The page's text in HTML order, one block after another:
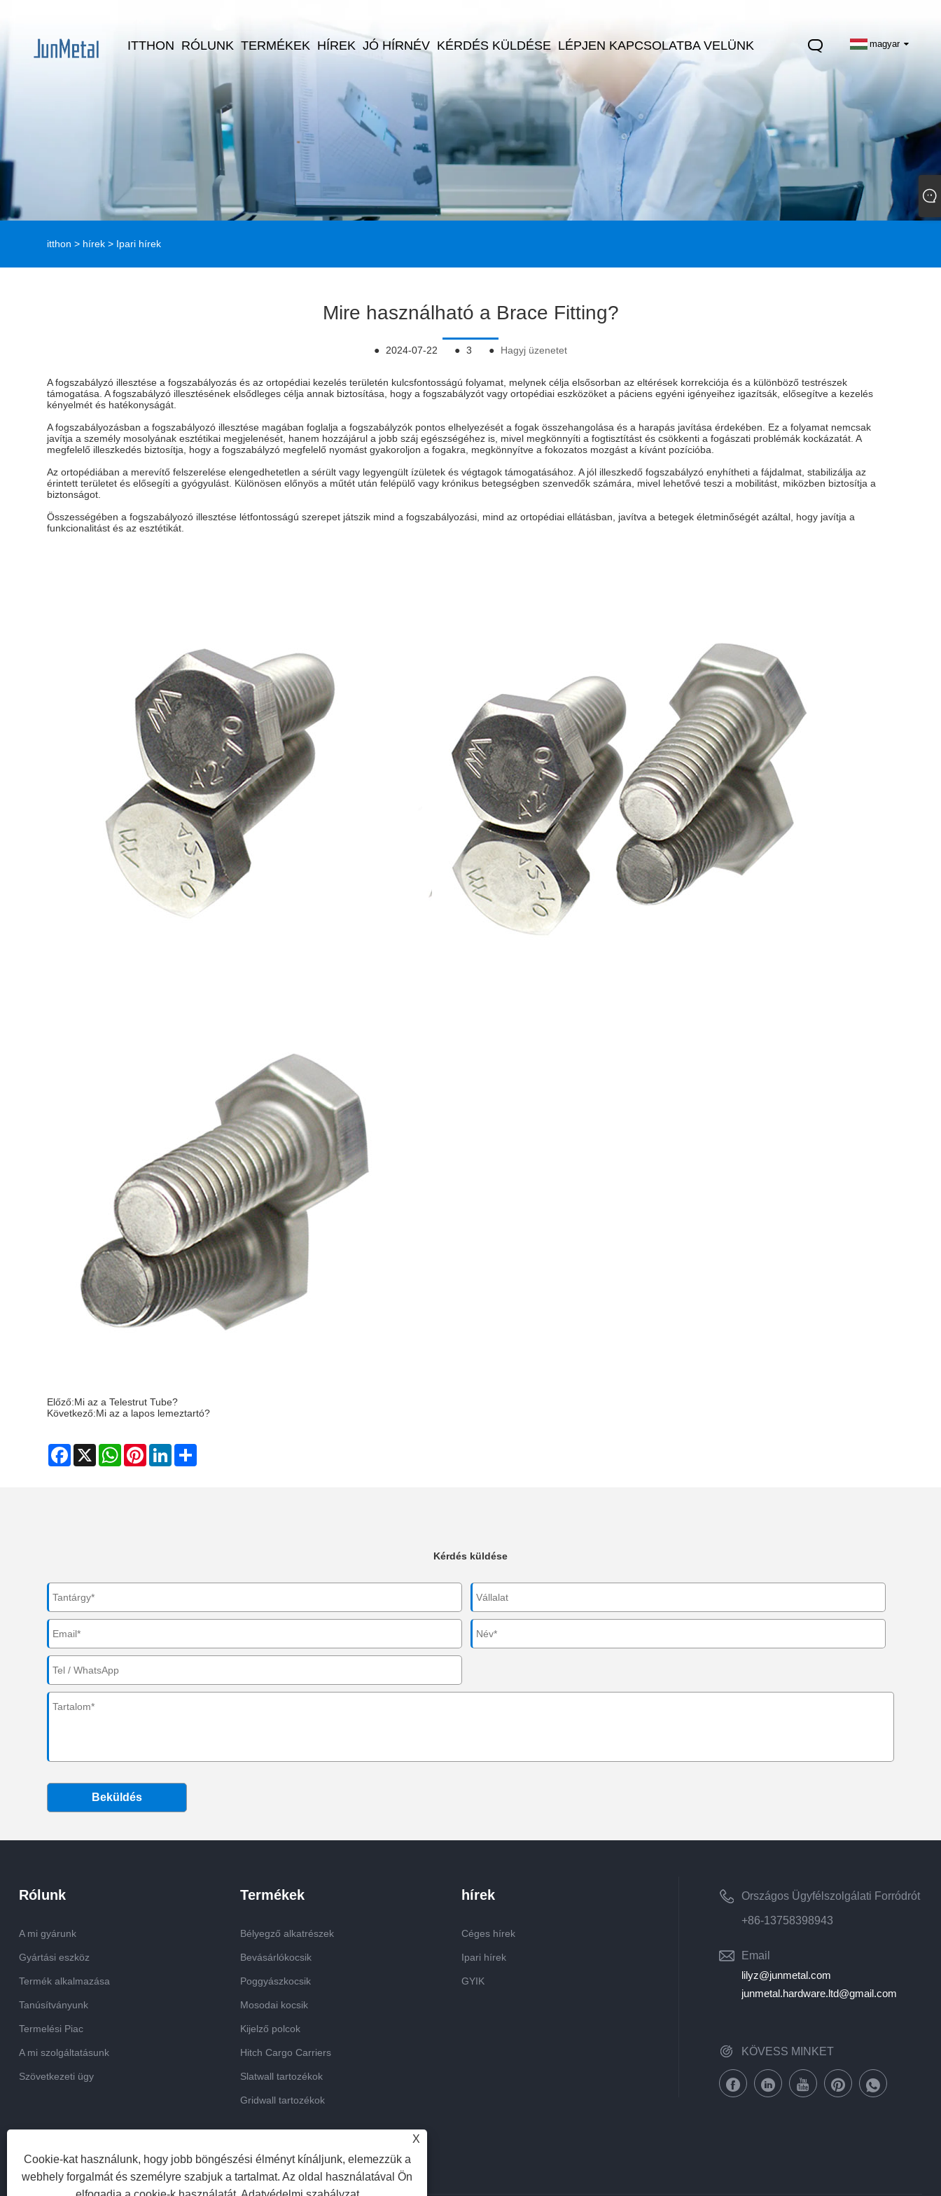
magyar
ITTHON RÓLUNK TERMÉKEK HÍREK JÓ HÍRNÉV KÉRDÉS KÜLDÉSE LÉPJEN KAPCSOLATBA VELÜNK
itthon > hírek > Ipari hírek
Mire használható a Brace Fitting?
● 2024-07-22 ● 3 ● Hagyj üzenetet
A fogszabályzó illesztése a fogszabályozás és az ortopédiai kezelés területén kulcsfontosságú folyamat, melynek célja elsősorban az eltérések korrekciója és a különböző testrészek
támogatása. A fogszabályzó illesztésének elsődleges célja annak biztosítása, hogy a fogszabályzót vagy ortopédiai eszközöket a páciens egyéni igényeihez igazítsák, elősegítve a kezelés
kényelmét és hatékonyságát.
A fogszabályozásban a fogszabályozó illesztése magában foglalja a fogszabályzók pontos elhelyezését a fogak összehangolása és a harapás javítása érdekében. Ez a folyamat nemcsak
javítja a személy mosolyának esztétikai megjelenését, hanem hozzájárul a jobb száj egészségéhez is, mivel megkönnyíti a fogtisztítást és csökkenti a fogászati ​​problémák kockázatát. A
megfelelő illeszkedés biztosítja, hogy a fogszabályzó megfelelő nyomást gyakoroljon a fogakra, megkönnyítve a fokozatos mozgást a kívánt pozícióba.
Az ortopédiában a merevítő felszerelése elengedhetetlen a sérült vagy legyengült ízületek és végtagok támogatásához. A jól illeszkedő fogszabályzó enyhítheti a fájdalmat, stabilizálja az
érintett területet és elősegíti a gyógyulást. Különösen előnyös a műtét után felépülő vagy krónikus betegségben szenvedők számára, mivel lehetővé teszi a mobilitást, miközben biztosítja a
biztonságot.
Összességében a fogszabályozó illesztése létfontosságú szerepet játszik mind a fogszabályozási, mind az ortopédiai ellátásban, javítva a betegek életminőségét azáltal, hogy javítja a
funkcionalitást és az esztétikát.
Előző:Mi az a Telestrut Tube?
Következő:Mi az a lapos lemeztartó?
Facebook
X WhatsAppPinterestLinkedIn
Kérdés küldése
Beküldés
Országos Ügyfélszolgálati Forródrót
+86-13758398943
Email
lilyz@junmetal.com
junmetal.hardware.ltd@gmail.com
KÖVESS MINKET
Rólunk
A mi gyárunk
Gyártási eszköz
Termék alkalmazása
Tanúsítványunk
Termelési Piac
A mi szolgáltatásunk
Szövetkezeti ügy
Termékek
Bélyegző alkatrészek
Bevásárlókocsik
Poggyászkocsik
Mosodai kocsik
Kijelző polcok
Hitch Cargo Carriers
Slatwall tartozékok
Gridwall tartozékok
hírek
Céges hírek
Ipari hírek
GYIK
X
Cookie-kat használunk, hogy jobb böngészési élményt kínáljunk, elemezzük a
webhely forgalmát és személyre szabjuk a tartalmat. Az oldal használatával Ön